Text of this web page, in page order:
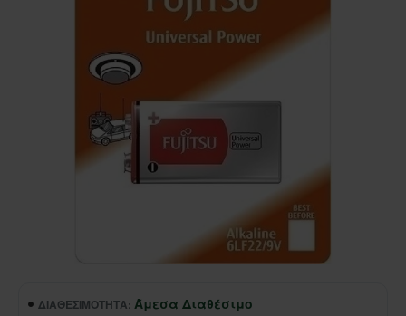
ΔΙΑΘΕΣΙΜΌΤΗΤΑ: Άμεσα Διαθέσιμο